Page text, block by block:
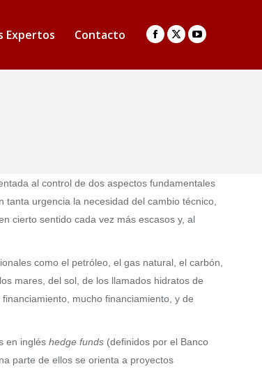
Expertos Contacto
Facebook
X
YouTube
al control de dos aspectos fundamentales
urgencia la necesidad del cambio técnico,
cierto sentido cada vez más escasos y, al
como el petróleo, el gas natural, el carbón,
mares, del sol, de los llamados hidratos de
mucho financiamiento, y de
en inglés hedge funds (definidos por el Banco
parte de ellos se orienta a proyectos